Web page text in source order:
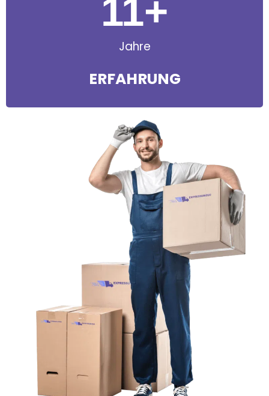
Jahre
ERFAHRUNG
11+